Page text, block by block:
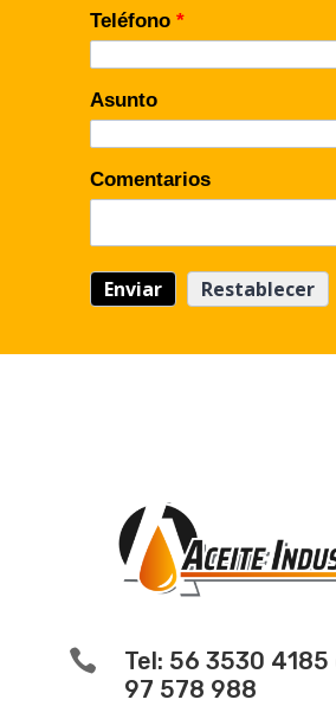
Teléfono *
Asunto
Comentarios

Tel: 56 3530 4185
97 578 988